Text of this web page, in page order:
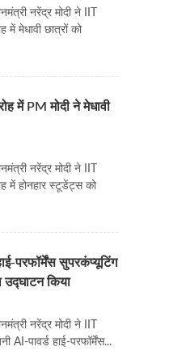
नरेंद्र मोदी ने IIT
में मेधावी छात्रों को
में PM मोदी ने मेधावी
नरेंद्र मोदी ने IIT
में होनहार स्टूडेंट्स को
परफॉर्मेंस सुपरकंप्यूटिंग
उद्घाटन किया
नरेंद्र मोदी ने IIT
AI-पावर्ड हाई-परफॉर्मेंस...